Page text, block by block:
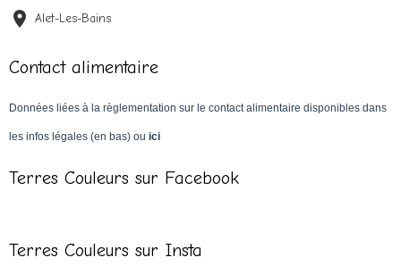
Alet-Les-Bains
Contact alimentaire
Données liées à la règlementation sur le contact alimentaire disponibles dans
les infos légales (en bas) ou ici
Terres Couleurs sur Facebook
Terres Couleurs sur Insta